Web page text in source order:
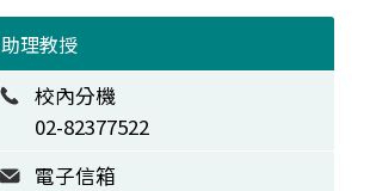
助理教授
校內分機
02-82377522
電子信箱